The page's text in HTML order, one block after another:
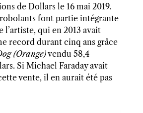
de Dollars le 16 mai 2019.
font partie intégrante
qui en 2013 avait
record durant cinq ans grâce
(Orange)vendu 58,4
Si Michael Faraday avait
vente, il en aurait été pas